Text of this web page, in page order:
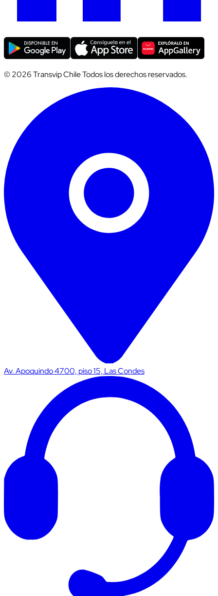
© 2026 Transvip Chile Todos los derechos reservados.
Av. Apoquindo 4700, piso 15, Las Condes